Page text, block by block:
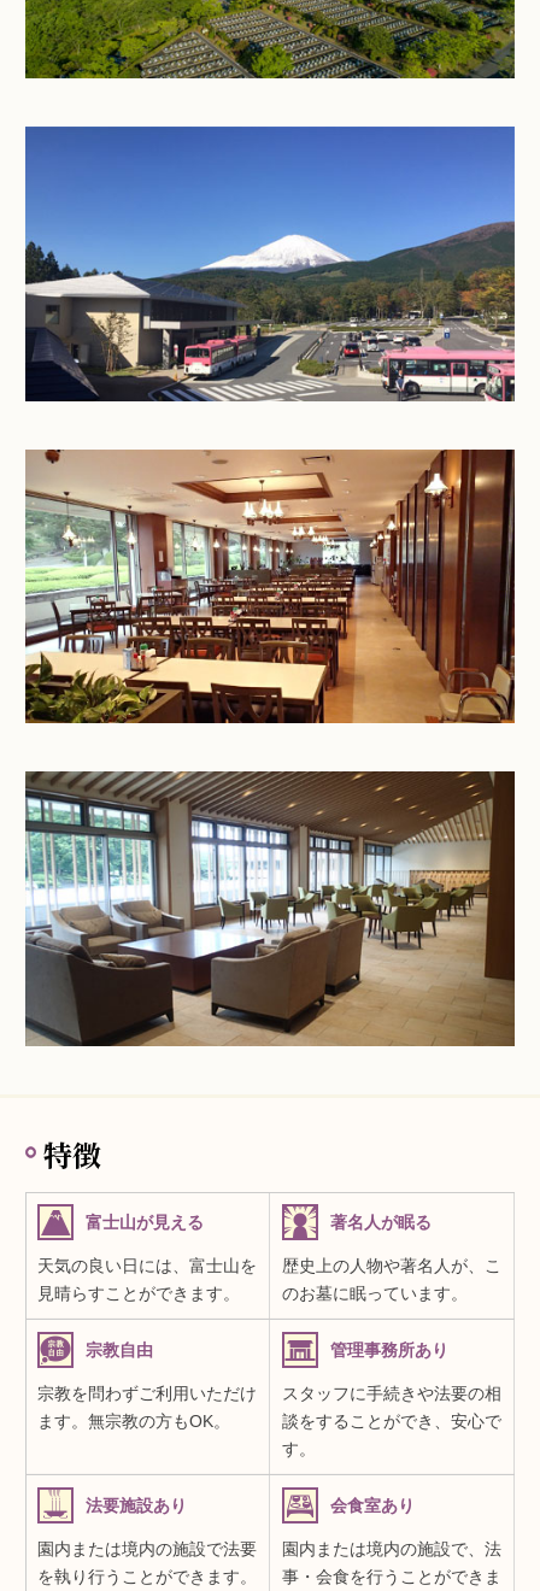
特徴
富士山が見える
天気の良い日には、富士山を
見晴らすことができます。
著名人が眠る
歴史上の人物や著名人が、こ
のお墓に眠っています。
宗教自由
宗教を問わずご利用いただけ
ます。無宗教の方もOK。
管理事務所あり
スタッフに手続きや法要の相
談をすることができ、安心で
す。
法要施設あり
園内または境内の施設で法要
を執り行うことができます。
会食室あり
園内または境内の施設で、法
事・会食を行うことができま